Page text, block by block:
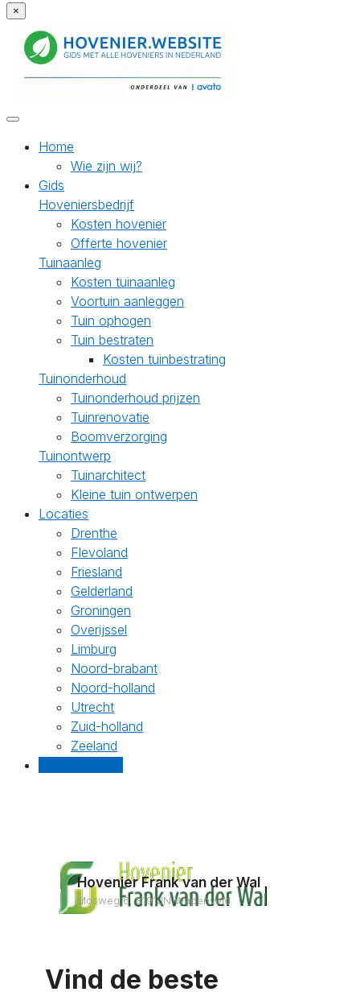
×
Home
Wie zijn wij?
Gids
Hoveniersbedrijf
Kosten hovenier
Offerte hovenier
Tuinaanleg
Kosten tuinaanleg
Voortuin aanleggen
Tuin ophogen
Tuin bestraten
Kosten tuinbestrating
Tuinonderhoud
Tuinonderhoud prijzen
Tuinrenovatie
Boomverzorging
Tuinontwerp
Tuinarchitect
Kleine tuin ontwerpen
Locaties
Drenthe
Flevoland
Friesland
Gelderland
Groningen
Overijssel
Limburg
Noord-brabant
Noord-holland
Utrecht
Zuid-holland
Zeeland
Hovenier Frank van der Wal
Mosweg 6, 8191JN Wapenveld
Vind de beste